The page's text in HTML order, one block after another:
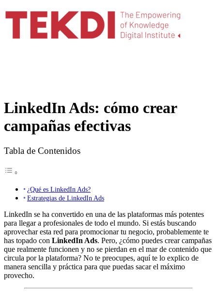
LinkedIn Ads: cómo crear
campañas efectivas
Tabla de Contenidos
¿Qué es LinkedIn Ads?
Estrategias de LinkedIn Ads
LinkedIn se ha convertido en una de las plataformas más potentes
para llegar a profesionales de todo el mundo. Si estás buscando
aprovechar esta red para promocionar tu negocio, probablemente te
has topado con LinkedIn Ads. Pero, ¿cómo puedes crear campañas
que realmente funcionen y no se pierdan en el mar de contenido que
circula por la plataforma? No te preocupes, aquí te lo explico de
manera sencilla y práctica para que puedas sacar el máximo
provecho.